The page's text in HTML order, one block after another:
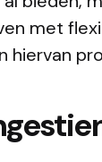
met
hiervan